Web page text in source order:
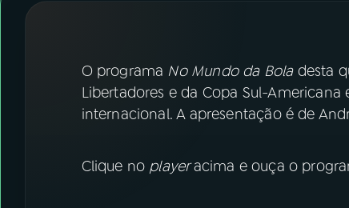
YouTube Facebook
Instagram X
O programa No Mundo da Boladesta
Libertadores e da Copa Sul-
internacional. A apresentação é de
Clique no playeracima e ouça o